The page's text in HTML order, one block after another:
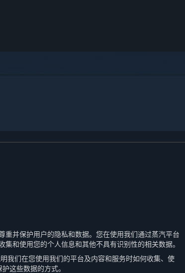
重并保护用户的隐私和数据。您在使用我们通过蒸汽平台
集和使用您的个人信息和其他不具有识别性的相关数据。
我们在您使用我们的平台及内容和服务时如何收集、使
这些数据的方式。